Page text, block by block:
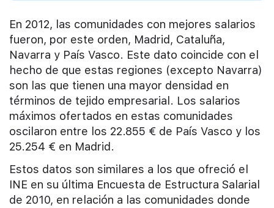
En 2012, las comunidades con mejores salarios
fueron, por este orden, Madrid, Cataluña,
Navarra y País Vasco. Este dato coincide con el
hecho de que estas regiones (excepto Navarra)
son las que tienen una mayor densidad en
términos de tejido empresarial. Los salarios
máximos ofertados en estas comunidades
oscilaron entre los 22.855 € de País Vasco y los
25.254 € en Madrid.
Estos datos son similares a los que ofreció el
INE en su última Encuesta de Estructura Salarial
de 2010, en relación a las comunidades donde